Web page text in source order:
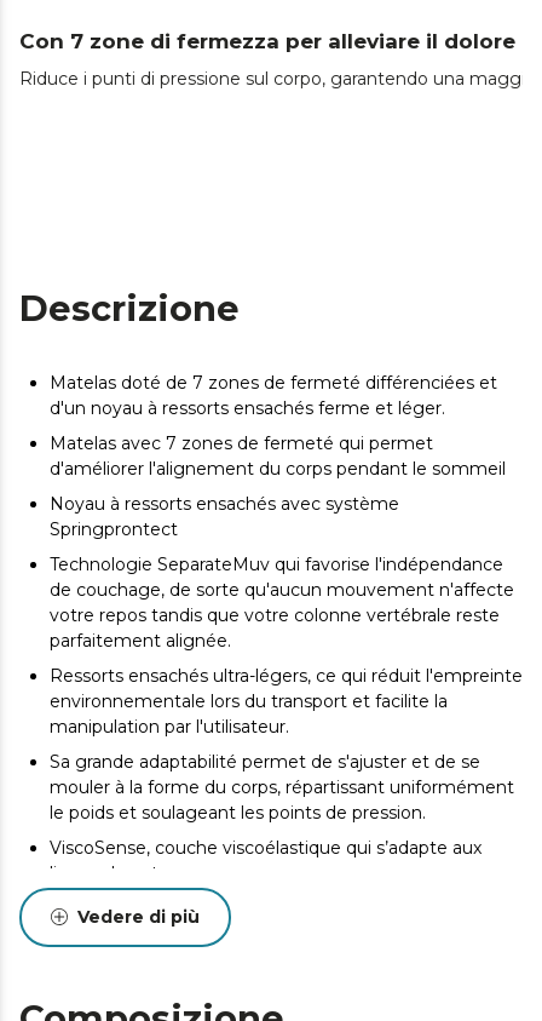
Con 7 zone di fermezza per alleviare il dolore
Riduce i punti di pressione sul corpo, garantendo una
Descrizione
Matelas doté de 7 zones de fermeté différenciées et
d'un noyau à ressorts ensachés ferme et léger.
Matelas avec 7 zones de fermeté qui permet
d'améliorer l'alignement du corps pendant le sommeil
Noyau à ressorts ensachés avec système
Springprontect
Technologie SeparateMuv qui favorise l'indépendance
de couchage, de sorte qu'aucun mouvement n'affecte
votre repos tandis que votre colonne vertébrale reste
parfaitement alignée.
Ressorts ensachés ultra-légers, ce qui réduit l'empreinte
environnementale lors du transport et facilite la
manipulation par l'utilisateur.
Sa grande adaptabilité permet de s'ajuster et de se
mouler à la forme du corps, répartissant uniformément
le poids et soulageant les points de pression.
ViscoSense, couche viscoélastique qui s’adapte aux
lignes de votre corps.
Tissu SmoothFeel qui offre élasticité, douceur, haute
respirabilité, résistance et est facile à nettoyer.
Vedere di più